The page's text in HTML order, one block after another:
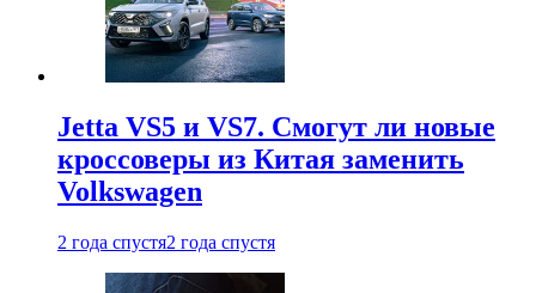
Jetta VS5 и VS7. Смогут ли новые
кроссоверы из Китая заменить
Volkswagen
2 года спустя2 года спустя